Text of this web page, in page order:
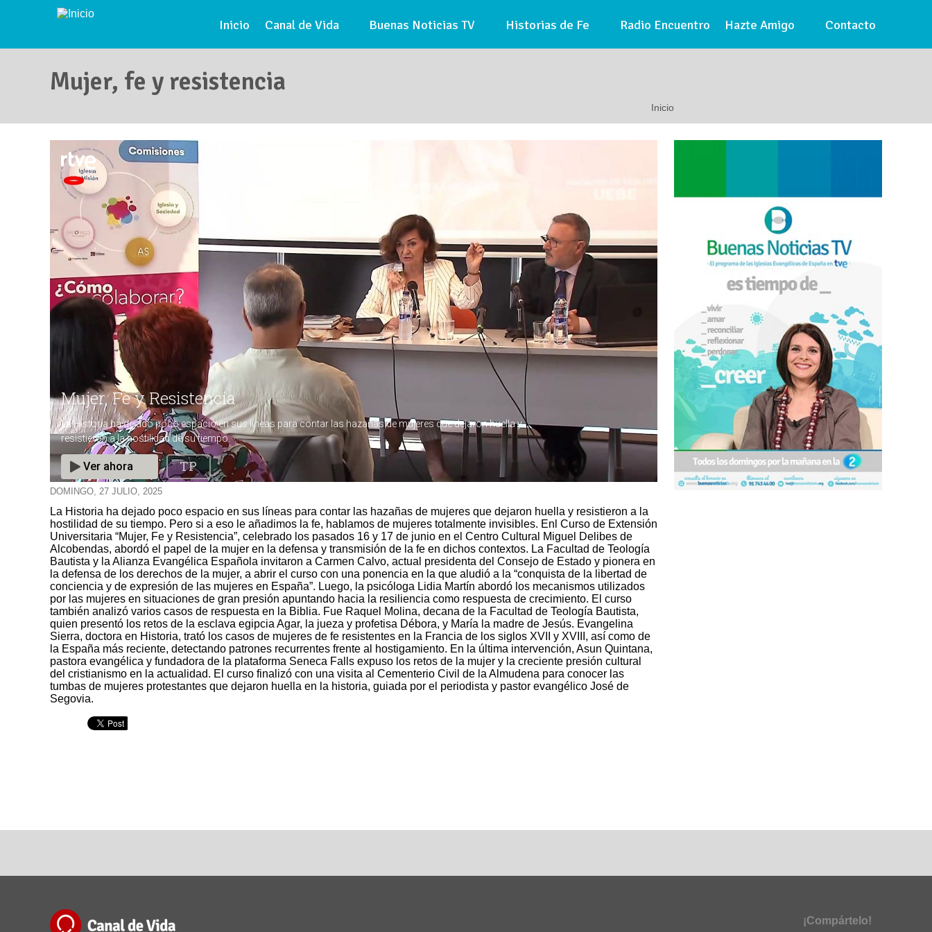
Pasar al contenido principal
Inicio Canal de Vida Buenas Noticias TV Historias de Fe Radio Encuentro Hazte Amigo Contacto
Mujer, fe y resistencia
Se encuentra usted aquí
Inicio
Mujer, fe y resistencia
DOMINGO, 27 JULIO, 2025
La Historia ha dejado poco espacio en sus líneas para contar las hazañas de mujeres que dejaron huella y resistieron a la
hostilidad de su tiempo. Pero si a eso le añadimos la fe, hablamos de mujeres totalmente invisibles. Enl Curso de Extensión
Universitaria “Mujer, Fe y Resistencia”, celebrado los pasados 16 y 17 de junio en el Centro Cultural Miguel Delibes de
Alcobendas, abordó el papel de la mujer en la defensa y transmisión de la fe en dichos contextos. La Facultad de Teología
Bautista y la Alianza Evangélica Española invitaron a Carmen Calvo, actual presidenta del Consejo de Estado y pionera en
la defensa de los derechos de la mujer, a abrir el curso con una ponencia en la que aludió a la “conquista de la libertad de
conciencia y de expresión de las mujeres en España”. Luego, la psicóloga Lidia Martín abordó los mecanismos utilizados
por las mujeres en situaciones de gran presión apuntando hacia la resiliencia como respuesta de crecimiento. El curso
también analizó varios casos de respuesta en la Biblia. Fue Raquel Molina, decana de la Facultad de Teología Bautista,
quien presentó los retos de la esclava egipcia Agar, la jueza y profetisa Débora, y María la madre de Jesús. Evangelina
Sierra, doctora en Historia, trató los casos de mujeres de fe resistentes en la Francia de los siglos XVII y XVIII, así como de
la España más reciente, detectando patrones recurrentes frente al hostigamiento. En la última intervención, Asun Quintana,
pastora evangélica y fundadora de la plataforma Seneca Falls expuso los retos de la mujer y la creciente presión cultural
del cristianismo en la actualidad. El curso finalizó con una visita al Cementerio Civil de la Almudena para conocer las
tumbas de mujeres protestantes que dejaron huella en la historia, guiada por el periodista y pastor evangélico José de
Segovia.
¡Compártelo!